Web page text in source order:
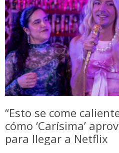
“Esto se come
cómo ‘Carísima’
para llegar a Netflix